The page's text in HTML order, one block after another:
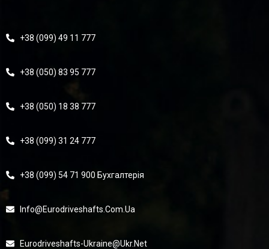
+38 (099) 49 11 777
+38 (050) 83 95 777
+38 (050) 18 38 777
+38 (099) 31 24 777
+38 (099) 54 71 900 Бухгалтерія
Info@eurodriveshafts.com.ua
Eurodriveshafts-Ukraine@ukr.net